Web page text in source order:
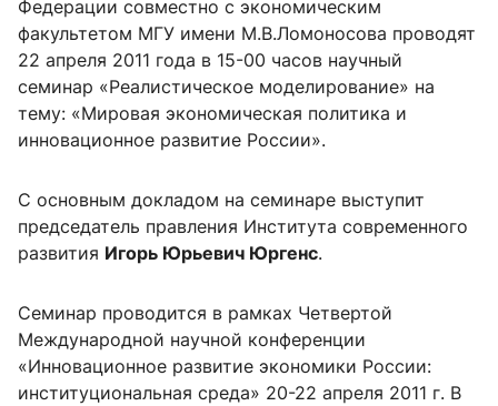
Федерации совместно с экономическим
факультетом МГУ имени М.В.Ломоносова проводят
22 апреля 2011 года в 15-00 часов научный
семинар «Реалистическое моделирование» на
тему: «Мировая экономическая политика и
инновационное развитие России».
С основным докладом на семинаре выступит
председатель правления Института современного
развития Игорь Юрьевич Юргенс.
Семинар проводится в рамках Четвертой
Международной научной конференции
«Инновационное развитие экономики России:
институциональная среда» 20-22 апреля 2011 г. В